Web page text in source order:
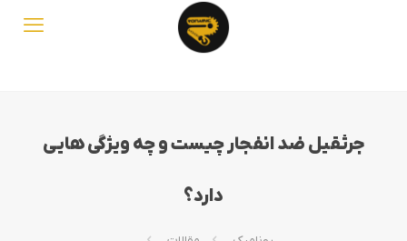
جرثقیل ضد انفجار چیست و چه ویژگی هایی
دارد؟